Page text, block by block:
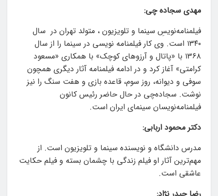
مهدی سجاده چی:
فیلمنامه‌نویسِ سینما و تلویزیون ، متولد تهران در سال
۱۳۴۰ است. وی کار فیلمنامه نویسی در سینما را از سال
۱۳۶۸ با «پاتال و آرزوهای کوچک» با همکاری «مسعود
کرامتی» آغاز کرد و در ادامه فیلمنامه آثار دیگری همچون
سوفی و دیوانه، روز سوم، قاعده بازی و هفت سنگ را نیز
نوشت. سجاده‌چی در حال حاضر رئیس کانون
فیلمنامه‌نویسان سینمای ایران است.
دکتر محمود اربابی:
مدرس دانشگاه و نویسنده سینما و تلویزیون است. از
مهم‌ترین آثار او فیلم زندگی با چشمان بسته و فیلم حکایت
عاشقی است.